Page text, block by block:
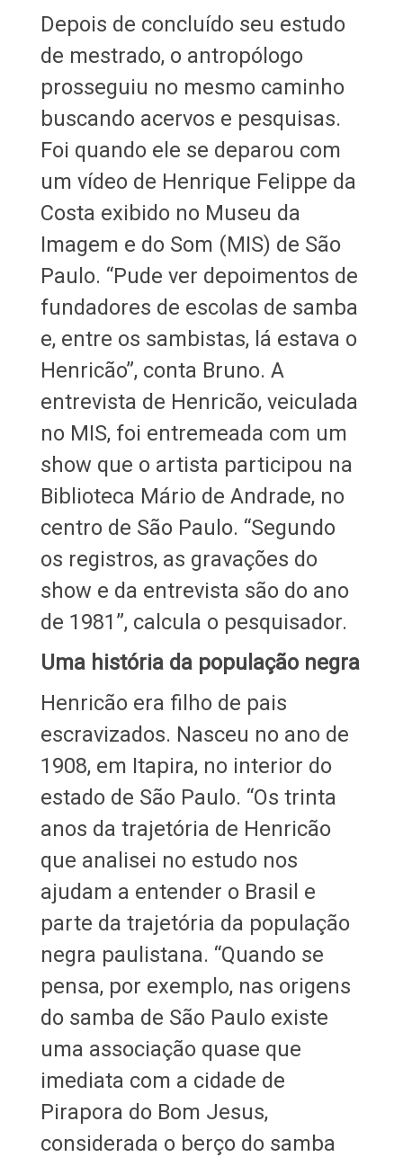
Depois de concluído seu estudo
de mestrado, o antropólogo
prosseguiu no mesmo caminho
buscando acervos e pesquisas.
Foi quando ele se deparou com
um vídeo de Henrique Felippe da
Costa exibido no Museu da
Imagem e do Som (MIS) de São
Paulo. “Pude ver depoimentos de
fundadores de escolas de samba
e, entre os sambistas, lá estava o
Henricão”, conta Bruno. A
entrevista de Henricão, veiculada
no MIS, foi entremeada com um
show que o artista participou na
Biblioteca Mário de Andrade, no
centro de São Paulo. “Segundo
os registros, as gravações do
show e da entrevista são do ano
de 1981”, calcula o pesquisador.
Uma história da população negra
Henricão era filho de pais
escravizados. Nasceu no ano de
1908, em Itapira, no interior do
estado de São Paulo. “Os trinta
anos da trajetória de Henricão
que analisei no estudo nos
ajudam a entender o Brasil e
parte da trajetória da população
negra paulistana. “Quando se
pensa, por exemplo, nas origens
do samba de São Paulo existe
uma associação quase que
imediata com a cidade de
Pirapora do Bom Jesus,
considerada o berço do samba